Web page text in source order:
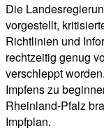
Die
vorgestellt,
Richtlinien und
rechtzeitig genug
verschleppt
Impfens zu
Rheinland-Pfalz
Impfplan.